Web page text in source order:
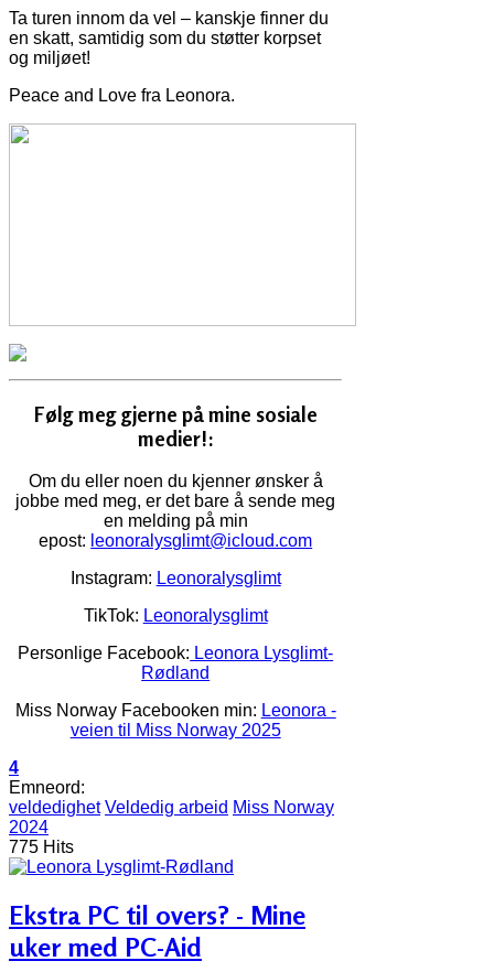
Ta turen innom da vel – kanskje finner du
en skatt, samtidig som du støtter korpset
og miljøet!
Peace and Love fra Leonora.
Følg meg gjerne på mine sosiale
medier!:
Om du eller noen du kjenner ønsker å
jobbe med meg, er det bare å sende meg
en melding på min
epost: leonoralysglimt@icloud.com
Instagram: Leonoralysglimt
TikTok: Leonoralysglimt
Personlige Facebook: Leonora Lysglimt-
Rødland
Miss Norway Facebooken min: Leonora -
veien til Miss Norway 2025
4
Emneord:
veldedighet Veldedig arbeid Miss Norway
2024
775 Hits
Ekstra PC til overs? - Mine
uker med PC-Aid